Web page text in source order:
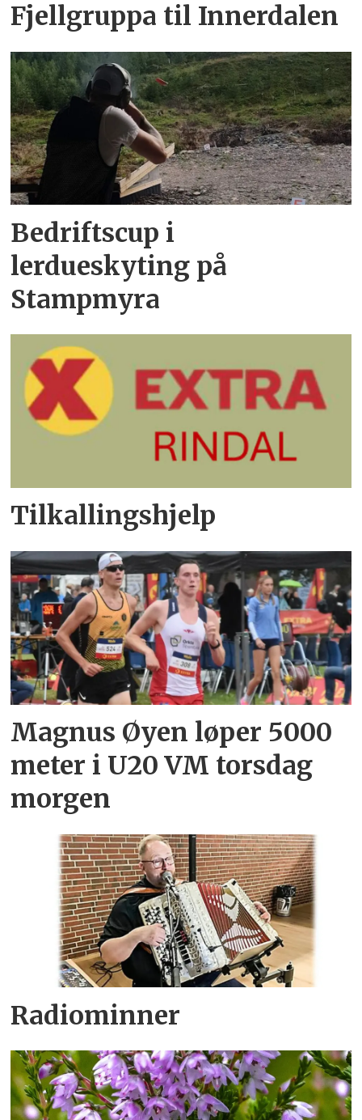
Fjellgruppa til Innerdalen
Bedriftscup i
lerdueskyting på
Stampmyra
Tilkallingshjelp
Magnus Øyen løper 5000
meter i U20 VM torsdag
morgen
Radiominner